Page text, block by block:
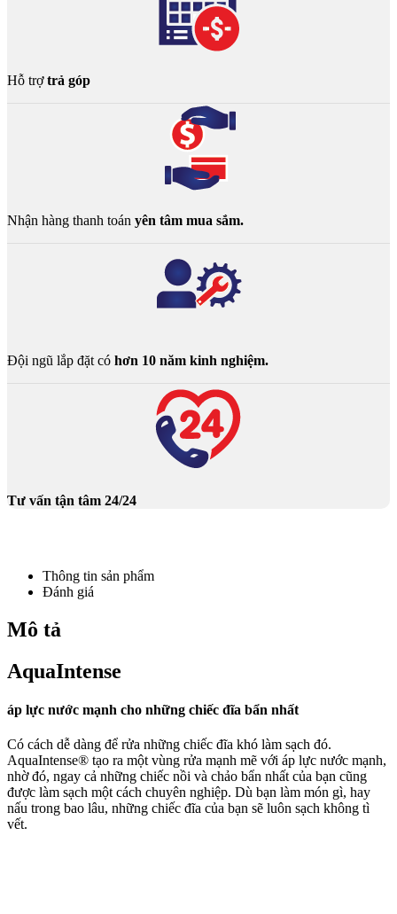
Hỗ trợtrả góp
Nhận hàng thanh toán yên tâm mua sắm.
Đội ngũ lắp đặt có hơn 10 năm kinh nghiệm.
Tư vấn tận tâm 24/24
Thông tin sản phẩm
Đánh giá
Mô tả
AquaIntense
áp lực nước mạnh cho những chiếc đĩa bẩn nhất
Có cách dễ dàng để rửa những chiếc đĩa khó làm sạch đó.
AquaIntense® tạo ra một vùng rửa mạnh mẽ với áp lực nước mạnh,
nhờ đó, ngay cả những chiếc nồi và chảo bẩn nhất của bạn cũng
được làm sạch một cách chuyên nghiệp. Dù bạn làm món gì, hay
nấu trong bao lâu, những chiếc đĩa của bạn sẽ luôn sạch không tì
vết.